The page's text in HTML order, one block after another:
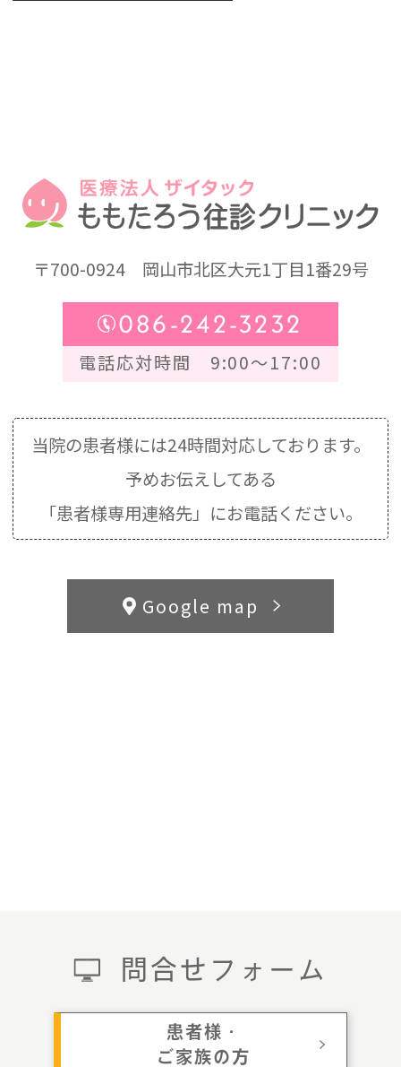
〒700-0924岡山市北区大元1丁目1番29号
086-242-3232
電話応対時間 9:00～17:00
当院の患者様には24時間対応しております。
予めお伝えしてある
「患者様専用連絡先」にお電話ください。
問合せフォーム
患者様・
ご家族の方
Google map